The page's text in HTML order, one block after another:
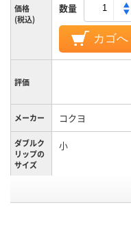
価格
(税込)
数量
カゴへ
評価
メーカー コクヨ
ダブルク
リップの
サイズ
小